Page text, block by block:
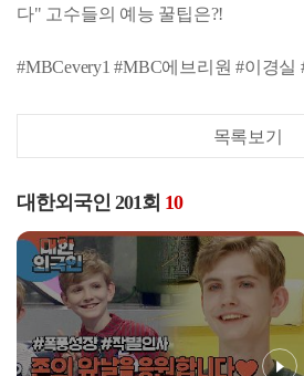
다" 고수들의 예능 꿀팁은?!
#MBCevery1 #MBC에브리원 #이경실
목록보기
대한외국인 201회 10